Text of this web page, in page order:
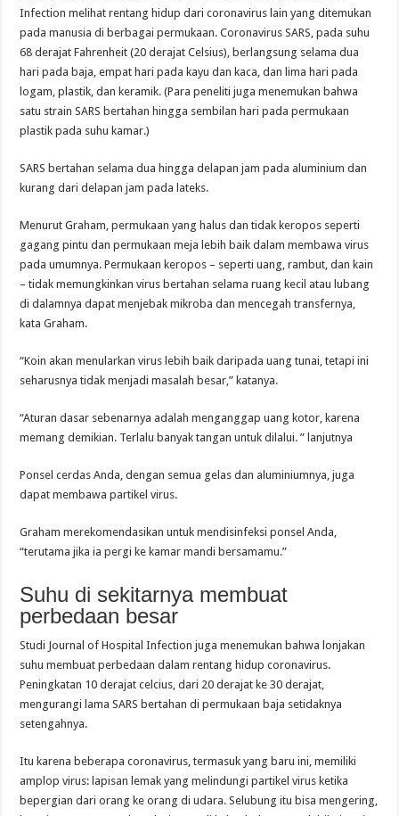
Infection melihat rentang hidup dari coronavirus lain yang ditemukan
pada manusia di berbagai permukaan. Coronavirus SARS, pada suhu
68 derajat Fahrenheit (20 derajat Celsius), berlangsung selama dua
hari pada baja, empat hari pada kayu dan kaca, dan lima hari pada
logam, plastik, dan keramik. (Para peneliti juga menemukan bahwa
satu strain SARS bertahan hingga sembilan hari pada permukaan
plastik pada suhu kamar.)
SARS bertahan selama dua hingga delapan jam pada aluminium dan
kurang dari delapan jam pada lateks.
Menurut Graham, permukaan yang halus dan tidak keropos seperti
gagang pintu dan permukaan meja lebih baik dalam membawa virus
pada umumnya. Permukaan keropos – seperti uang, rambut, dan kain
– tidak memungkinkan virus bertahan selama ruang kecil atau lubang
di dalamnya dapat menjebak mikroba dan mencegah transfernya,
kata Graham.
“Koin akan menularkan virus lebih baik daripada uang tunai, tetapi ini
seharusnya tidak menjadi masalah besar,” katanya.
“Aturan dasar sebenarnya adalah menganggap uang kotor, karena
memang demikian. Terlalu banyak tangan untuk dilalui. ” lanjutnya
Ponsel cerdas Anda, dengan semua gelas dan aluminiumnya, juga
dapat membawa partikel virus.
Graham merekomendasikan untuk mendisinfeksi ponsel Anda,
“terutama jika ia pergi ke kamar mandi bersamamu.”
Suhu di sekitarnya membuat
perbedaan besar
Studi Journal of Hospital Infection juga menemukan bahwa lonjakan
suhu membuat perbedaan dalam rentang hidup coronavirus.
Peningkatan 10 derajat celcius, dari 20 derajat ke 30 derajat,
mengurangi lama SARS bertahan di permukaan baja setidaknya
setengahnya.
Itu karena beberapa coronavirus, termasuk yang baru ini, memiliki
amplop virus: lapisan lemak yang melindungi partikel virus ketika
bepergian dari orang ke orang di udara. Selubung itu bisa mengering,